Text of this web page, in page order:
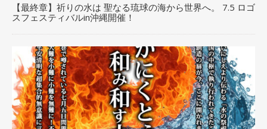
【最終章】祈りの水は 聖なる琉球の海から世界へ。 7.5 ロゴ
スフェスティバルin沖縄開催！